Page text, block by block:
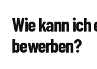
Wie kann ich
bewerben?